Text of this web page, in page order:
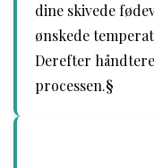
dine skivede
ønskede
Derefter
processen.§